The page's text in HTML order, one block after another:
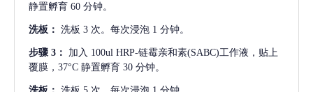
静置孵育 60 分钟。
洗板： 洗板 3 次。每次浸泡 1 分钟。
步骤 3： 加入 100ul HRP-链霉亲和素(SABC)工作液，贴上
覆膜，37°C 静置孵育 30 分钟。